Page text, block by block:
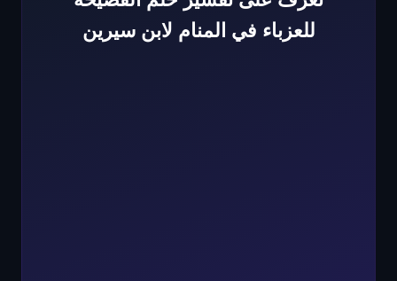
للعزباء في المنام لابن سيرين